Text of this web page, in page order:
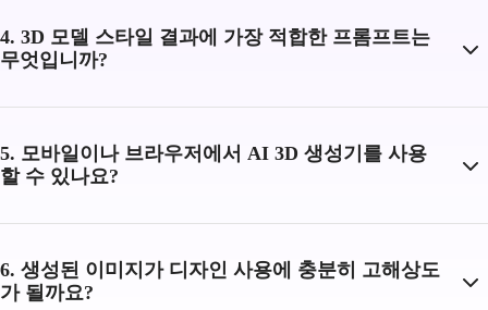
4. 3D 모델 스타일 결과에 가장 적합한 프롬프트는
무엇입니까?
5. 모바일이나 브라우저에서 AI 3D 생성기를 사용
할 수 있나요?
6. 생성된 이미지가 디자인 사용에 충분히 고해상도
가 될까요?